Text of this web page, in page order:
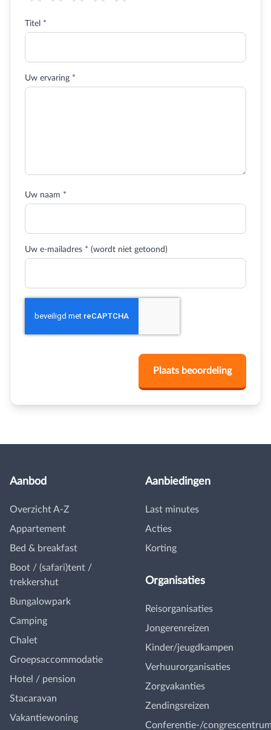
Titel *
Uw ervaring *
Uw naam *
Uw e-mailadres * (wordt niet getoond)
Aanbod
Overzicht A-Z
Appartement
Bed & breakfast
Boot / (safari)tent /
trekkershut
Bungalowpark
Camping
Chalet
Groepsaccommodatie
Hotel / pension
Stacaravan
Vakantiewoning
Aanbiedingen
Last minutes
Acties
Korting
Organisaties
Reisorganisaties
Jongerenreizen
Kinder/jeugdkampen
Verhuurorganisaties
Zorgvakanties
Zendingsreizen
Conferentie-/